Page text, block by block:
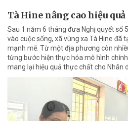
Tà Hine nâng cao hiệu
Sau 1 năm 6 tháng đưa Nghị quyết số
vào cuộc sống, xã vùng xa Tà Hine đã
mạnh mẽ. Từ một địa phương còn
từng bước hiện thực hóa mô hình
mang lại hiệu quả thực chất cho Nhân